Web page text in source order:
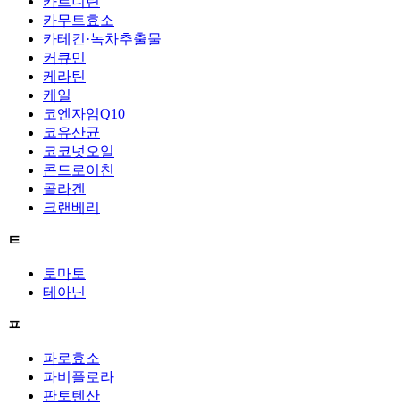
카무트효소
카테킨·녹차추출물
커큐민
케라틴
케일
코엔자임Q10
코유산균
코코넛오일
콘드로이친
콜라겐
크랜베리
ㅌ
토마토
테아닌
ㅍ
파로효소
파비플로라
판토텐산